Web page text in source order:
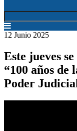
12 Junio 2025
Este jueves
“100 años de
Poder